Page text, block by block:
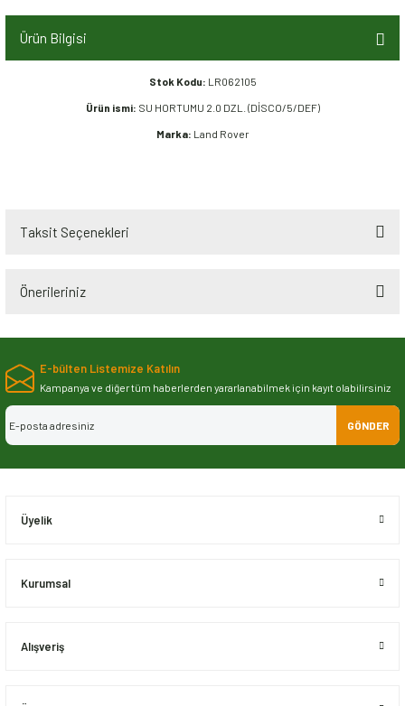
Ürün Bilgisi
Stok Kodu: LR062105
Ürün ismi: SU HORTUMU 2.0 DZL. (DİSCO/5/DEF)
Marka: Land Rover
Taksit Seçenekleri
Önerileriniz
Bu ürünün fiyat bilgisi, resim, ürün açıklamalarında ve diğer konularda
iletebilirsiniz.
Görüş ve önerileriniz için teşekkür ederiz.
Ürün resmi kalitesiz, bozuk veya görüntülenemiyor.
E-bülten Listemize Katılın
Kampanya ve diğer tüm haberlerden yararlanabilmek için kayıt olabilirsiniz
GÖNDER
Üyelik
Kurumsal
Alışveriş